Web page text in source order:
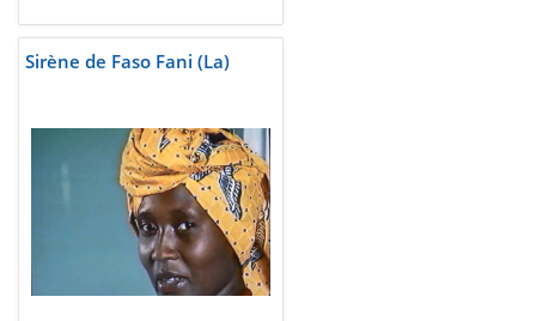
Sirène de Faso Fani (La)